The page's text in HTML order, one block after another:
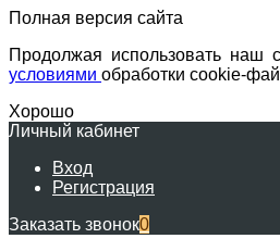
Полная версия сайта
Продолжая использовать наш
условиями обработки cookie-
Хорошо
Личный кабинет
Вход
Регистрация
Заказать звонок0